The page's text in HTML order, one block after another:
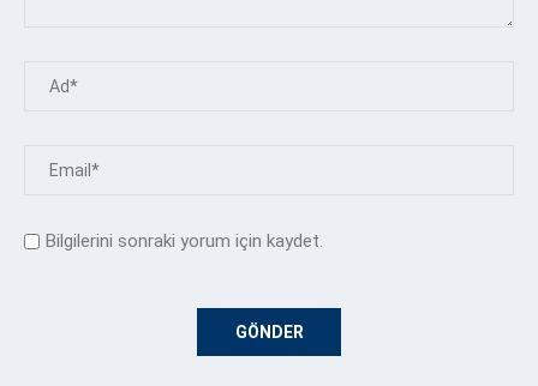
Bilgilerini sonraki yorum için kaydet.